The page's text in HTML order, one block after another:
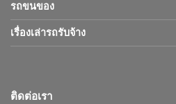
รถขนของ
เรื่องเล่ารถรับจ้าง
ติดต่อเรา